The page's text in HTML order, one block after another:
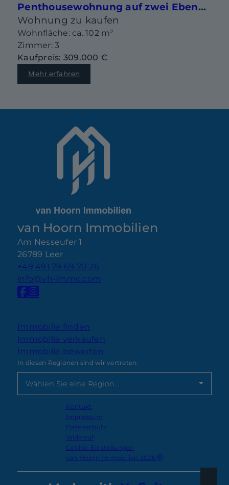
Penthousewohnung auf zwei Ebenen mit sonniger Dachterrasse in begehrter Lage von Leer-Loga
Wohnung zu kaufen
Wohnfläche: ca. 102 m²
Zimmer: 3
Kaufpreis: 309.000 €
Mehr erfahren
van Hoorn Immobilien
Am Nesseufer 1
26789 Leer
+49 491 79 69 70 26
info@vh-immo.com
In diesen Regionen sind wir vertreten:
Immobilie finden
Immobilie verkaufen
Immobilie bewerten
Kontakt
Impressum
Datenschutz
Widerruf
Cookie-Einstellungen
van Hoorn Immobilien 2026